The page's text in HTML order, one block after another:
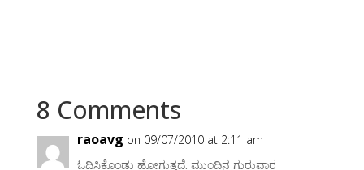
8 Comments
raoavg on 09/07/2010 at 2:11 am
ಓದಿಸಿಕೊಂಡು ಹೋಗುತ್ತದೆ. ಮುಂದಿನ ಗುರುವಾರ